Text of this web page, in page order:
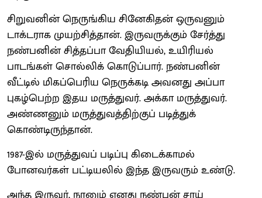
சிறுவனின் நெருங்கிய சினேகிதன் ஒருவனும்
டாக்டராக முயற்சித்தான். இருவருக்கும் சேர்த்து
நண்பனின் சித்தப்பா வேதியியல், உயிரியல்
பாடங்கள் சொல்லிக் கொடுப்பார். நண்பனின்
வீட்டில் மிகப்பெரிய நெருக்கடி அவனது அப்பா
புகழ்பெற்ற இதய மருத்துவர். அக்கா மருத்துவர்.
அண்ணனும் மருத்துவத்திற்குப் படித்துக்
கொண்டிருந்தான்.
1987-இல் மருத்துவப் படிப்பு கிடைக்காமல்
போனவர்கள் பட்டியலில் இந்த இருவரும் உண்டு.